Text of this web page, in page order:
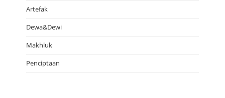
Artefak
Dewa&Dewi
Makhluk
Penciptaan